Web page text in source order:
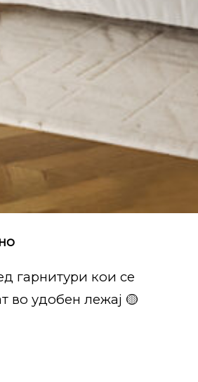
гарнитури кои се
во удобен лежај 🟡